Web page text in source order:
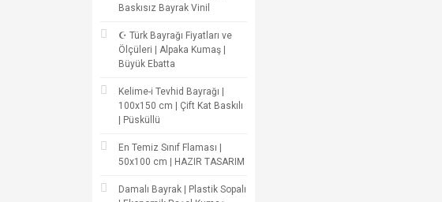
Baskısız Bayrak Vinil
☪ Türk Bayrağı Fiyatları ve
Ölçüleri | Alpaka Kumaş |
Büyük Ebatta
Kelime-i Tevhid Bayrağı |
100x150 cm | Çift Kat Baskılı
| Püsküllü
En Temiz Sınıf Flaması |
50x100 cm | HAZIR TASARIM
Damalı Bayrak | Plastik Sopalı